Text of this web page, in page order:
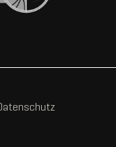
Datenschutz